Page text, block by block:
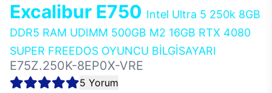
Excalibur E750 Intel Ultra 5 250k 8GB
DDR5 RAM UDIMM 500GB M2 16GB RTX 4080
SUPER FREEDOS OYUNCU BİLGİSAYARI
E75Z.250K-8EP0X-VRE
5 Yorum